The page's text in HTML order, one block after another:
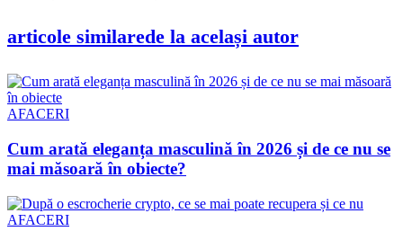
articole similarede la același autor
AFACERI
Cum arată eleganța masculină în 2026 și de ce nu se
mai măsoară în obiecte?
AFACERI